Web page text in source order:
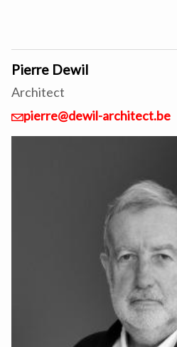
Pierre Dewil
Architect
pierre@dewil-architect.be